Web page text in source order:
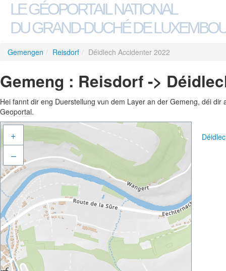
LE GÉOPORTAIL NATIONAL
DU GRAND-DUCHÉ DE
Gemengen / Reisdorf / Déidlech Accidenter 2022
Gemeng : Reisdorf ->
Hei fannt dir eng Duerstellung vun dem Layer an der Gemeng, déi
Geoportal.
+
–